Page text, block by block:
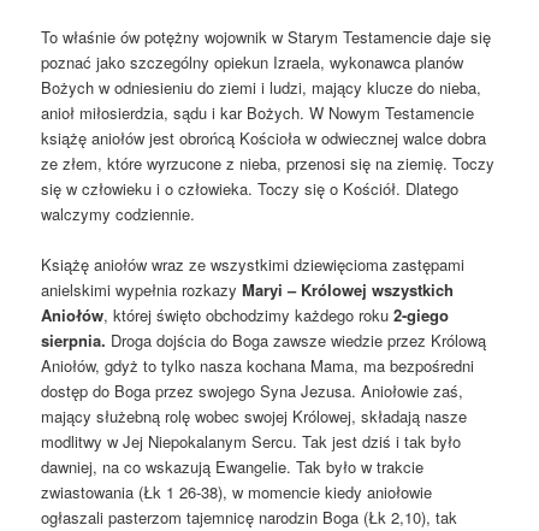
To właśnie ów potężny wojownik w Starym Testamencie daje się
poznać jako szczególny opiekun Izraela, wykonawca planów
Bożych w odniesieniu do ziemi i ludzi, mający klucze do nieba,
anioł miłosierdzia, sądu i kar Bożych. W Nowym Testamencie
książę aniołów jest obrońcą Kościoła w odwiecznej walce dobra
ze złem, które wyrzucone z nieba, przenosi się na ziemię. Toczy
się w człowieku i o człowieka. Toczy się o Kościół. Dlatego
walczymy codziennie.
Książę aniołów wraz ze wszystkimi dziewięcioma zastępami
anielskimi wypełnia rozkazyMaryi – Królowej wszystkich
Aniołów, której święto obchodzimy każdego roku2-giego
sierpnia. Droga dojścia do Boga zawsze wiedzie przez Królową
Aniołów, gdyż to tylko nasza kochana Mama, ma bezpośredni
dostęp do Boga przez swojego Syna Jezusa. Aniołowie zaś,
mający służebną rolę wobec swojej Królowej, składają nasze
modlitwy w Jej Niepokalanym Sercu. Tak jest dziś i tak było
dawniej, na co wskazują Ewangelie. Tak było w trakcie
zwiastowania (Łk 1 26-38), w momencie kiedy aniołowie
ogłaszali pasterzom tajemnicę narodzin Boga (Łk 2,10), tak